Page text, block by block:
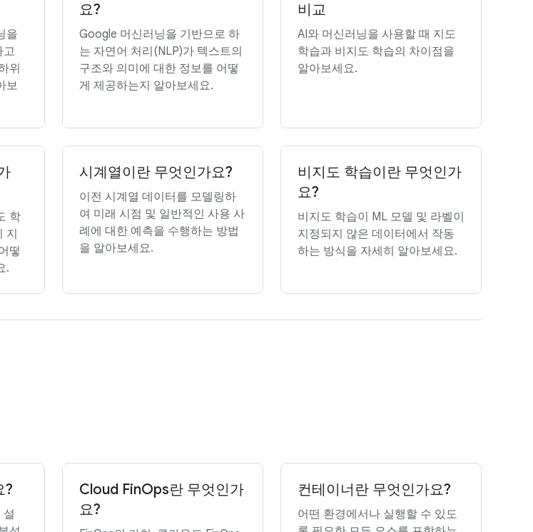
을
고
위
보
요?
Google 머신러닝을 기반으로 하
는 자연어 처리(NLP)가 텍스트의
구조와 의미에 대한 정보를 어떻
게 제공하는지 알아보세요.
비교
AI와 머신러닝을 사용할 때 지도
학습과 비지도 학습의 차이점을
알아보세요.
학
지
떻
.
시계열이란 무엇인가요?
이전 시계열 데이터를 모델링하
여 미래 시점 및 일반적인 사용 사
례에 대한 예측을 수행하는 방법
을 알아보세요.
비지도 학습이란 무엇인가
요?
비지도 학습이 ML 모델 및 라벨이
지정되지 않은 데이터에서 작동
하는 방식을 자세히 알아보세요.
?
설
Cloud FinOps란 무엇인가
요?
컨테이너란 무엇인가요?
어떤 환경에서나 실행할 수 있도